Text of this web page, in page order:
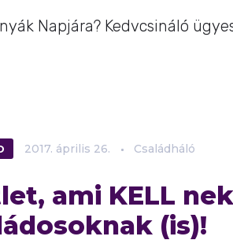
Napjára? Kedvcsináló
2017. április 26. Családháló
ami KELL
(is)!